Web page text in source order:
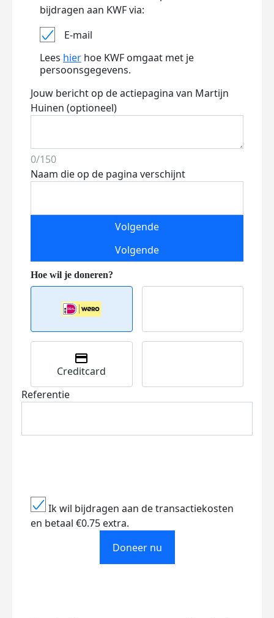
bijdragen aan KWF via:
E-mail
Lees hier hoe KWF omgaat met je
persoonsgegevens.
Jouw bericht op de actiepagina van Martijn
Huinen (optioneel)
0/150
Naam die op de pagina verschijnt
Volgende
Volgende
Creditcard
Referentie
Ik wil bijdragen aan de transactiekosten
en betaal €0.75 extra.
Doneer nu